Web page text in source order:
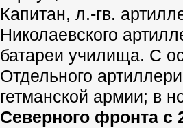
Капитан, л.-гв.
Николаевского
батареи училища. С
Отдельного
гетманской армии; в
Северного фронта с